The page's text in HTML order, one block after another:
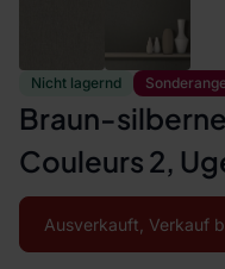
Nicht lagernd
Braun-
Couleurs 2,
Ausverkauft, Verkauf